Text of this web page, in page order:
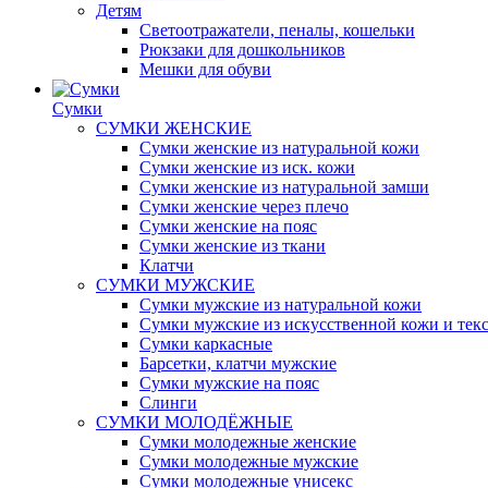
Детям
Светоотражатели, пеналы, кошельки
Рюкзаки для дошкольников
Мешки для обуви
Сумки
СУМКИ ЖЕНСКИЕ
Сумки женские из натуральной кожи
Сумки женские из иск. кожи
Сумки женские из натуральной замши
Сумки женские через плечо
Сумки женские на пояс
Сумки женские из ткани
Клатчи
СУМКИ МУЖСКИЕ
Сумки мужские из натуральной кожи
Сумки мужские из искусственной кожи и
Сумки каркасные
Барсетки, клатчи мужские
Сумки мужские на пояс
Слинги
СУМКИ МОЛОДЁЖНЫЕ
Сумки молодежные женские
Сумки молодежные мужские
Сумки молодежные унисекс